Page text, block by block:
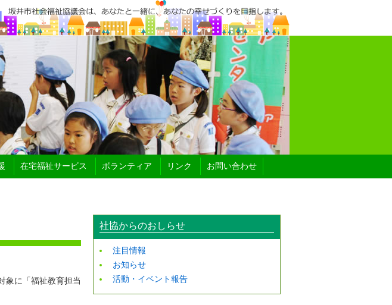
在宅福祉サービス ボランティア リンク お問い合わせ
象に「福祉教育担当
社協からのおしらせ
注目情報
お知らせ
活動・イベント報告